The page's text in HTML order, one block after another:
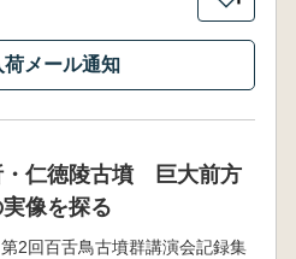
荷メール通知
・仁徳陵古墳 巨大前方
像を探る
第2回百舌鳥古墳群講演会記録集